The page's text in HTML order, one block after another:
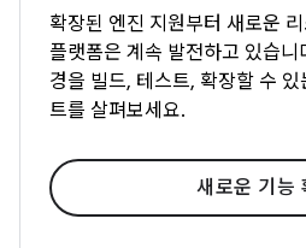
확장된 엔진 지원부터 새로운
플랫폼은 계속 발전하고 있습
경을 빌드, 테스트, 확장할 수 있
트를 살펴보세요.
새로운 기능